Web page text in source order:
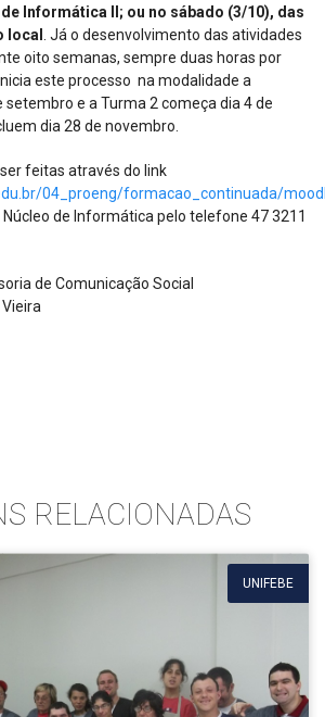
Informática II; ou no sábado (3/10), das
local . Já o desenvolvimento das atividades
oito semanas, sempre duas horas por
este processo na modalidade a
setembro e a Turma 2 começa dia 4 de
dia 28 de novembro.
feitas através do link
04_proeng/formacao_continuada/
de Informática pelo telefone 47 3211
de Comunicação Social
RELACIONADAS
UNIFEBE